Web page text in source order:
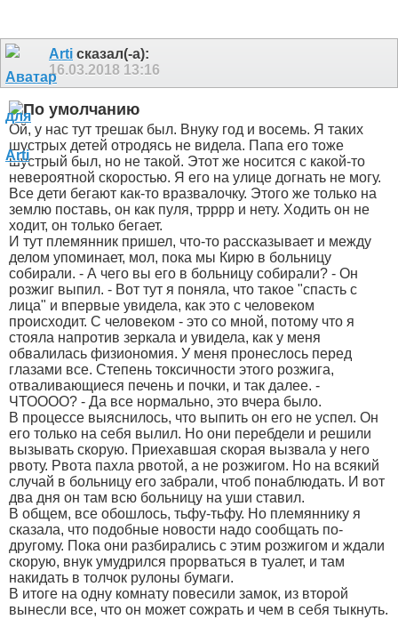
Arti сказал(-а):
16.03.2018 13:16
Ой, у нас тут трешак был. Внуку год и восемь. Я таких
шустрых детей отродясь не видела. Папа его тоже
шустрый был, но не такой. Этот же носится с какой-то
невероятной скоростью. Я его на улице догнать не могу.
Все дети бегают как-то вразвалочку. Этого же только на
землю поставь, он как пуля, трррр и нету. Ходить он не
ходит, он только бегает.
И тут племянник пришел, что-то рассказывает и между
делом упоминает, мол, пока мы Кирю в больницу
собирали. - А чего вы его в больницу собирали? - Он
розжиг выпил. - Вот тут я поняла, что такое "спасть с
лица" и впервые увидела, как это с человеком
происходит. С человеком - это со мной, потому что я
стояла напротив зеркала и увидела, как у меня
обвалилась физиономия. У меня пронеслось перед
глазами все. Степень токсичности этого розжига,
отваливающиеся печень и почки, и так далее. -
ЧТОООО? - Да все нормально, это вчера было.
В процессе выяснилось, что выпить он его не успел. Он
его только на себя вылил. Но они перебдели и решили
вызывать скорую. Приехавшая скорая вызвала у него
рвоту. Рвота пахла рвотой, а не розжигом. Но на всякий
случай в больницу его забрали, чтоб понаблюдать. И вот
два дня он там всю больницу на уши ставил.
В общем, все обошлось, тьфу-тьфу. Но племяннику я
сказала, что подобные новости надо сообщать по-
другому. Пока они разбирались с этим розжигом и ждали
скорую, внук умудрился прорваться в туалет, и там
накидать в толчок рулоны бумаги.
В итоге на одну комнату повесили замок, из второй
вынесли все, что он может сожрать и чем в себя тыкнуть.